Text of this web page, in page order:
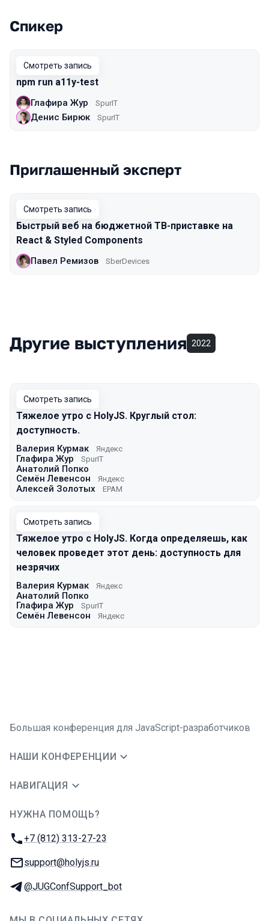
Выступления в сезоне 2021 Piter
Спикер
Смотреть запись
npm run a11y-test
Глафира Жур SpurIT
Денис Бирюк SpurIT
Приглашенный эксперт
Смотреть запись
Быстрый веб на бюджетной ТВ-приставке на
React & Styled Components
Павел Ремизов SberDevices
Другие выступления 2022
Смотреть запись
Тяжелое утро с HolyJS. Круглый стол:
доступность.
Валерия Курмак Яндекс
Глафира Жур SpurIT
Анатолий Попко
Семён Левенсон
Яндекс
Алексей Золотых EPAM
Смотреть запись
Тяжелое утро с HolyJS. Когда определяешь, как
человек проведет этот день: доступность для
незрячих
Валерия Курмак Яндекс
Анатолий Попко
Глафира Жур
SpurIT
Семён Левенсон Яндекс
Большая конференция для JavaScript-разработчиков
НАШИ КОНФЕРЕНЦИИ
НАВИГАЦИЯ
НУЖНА ПОМОЩЬ?
Телефон:
+7 (812) 313-27-23
E-mail:
support@holyjs.ru
Телеграм:
@JUGConfSupport_bot